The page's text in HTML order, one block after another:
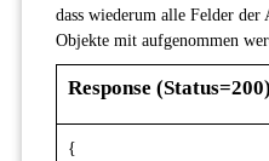
dass wiederum alle Felder
Objekte mit aufgenommen
Response (Status=200)
{